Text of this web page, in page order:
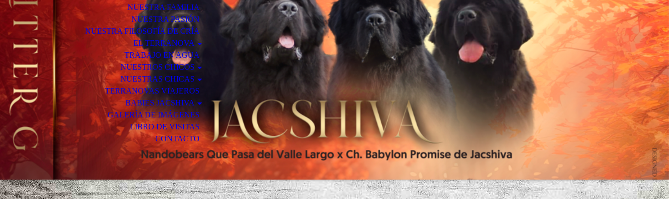
NUESTRA FAMILIA
NUESTRA PASIÓN
NUESTRA FILOSOFÍA DE CRÍA
EL TERRANOVA
TRABAJO EN AGUA
NUESTROS CHICOS
NUESTRAS CHICAS
TERRANOVAS VIAJEROS
BABIES JACSHIVA
GALERÍA DE IMÁGENES
LIBRO DE VISITAS
CONTACTO